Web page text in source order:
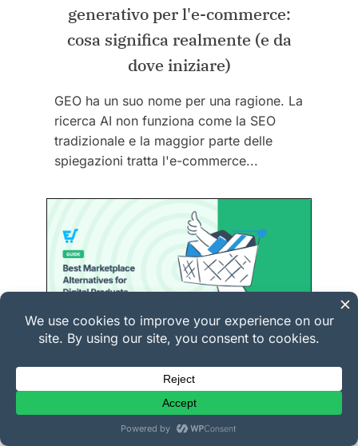
generativo per l'e-commerce:
cosa significa realmente (e da
dove iniziare)
GEO ha un suo nome per una ragione. La
ricerca AI non funziona come la SEO
tradizionale e la maggior parte delle
spiegazioni tratta l'e-commerce...
Le migliori alternative al
marketplace per prodotti digitali
I marketplace rendono facile iniziare a